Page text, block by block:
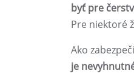
byť pre
Pre niektoré
Ako
je